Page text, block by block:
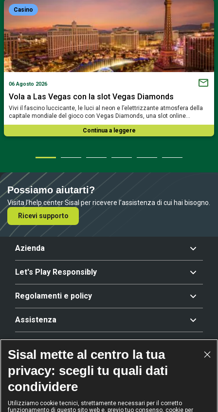
Casino
06 Agosto 2026
Vola a Las Vegas con la slot Vegas Diamonds
Vivi il fascino luccicante, le luci al neon e l’elettrizzante atmosfera della
capitale mondiale del gioco con Vegas Diamonds, una slot online…
Continua a leggere
Possiamo aiutarti?
Visita l’help center Sisal per ricevere l’assistenza di cui hai bisogno.
Ricevi supporto
Azienda
Let's Play Responsibly
Regolamenti e policy
Assistenza
Riconoscimenti
Sisal mette al centro la tua
privacy: scegli tu quali dati
condividere
Utilizziamo cookie tecnici, strettamente necessari per il corretto
funzionamento di questo sito web e, previo tuo consenso, cookie per